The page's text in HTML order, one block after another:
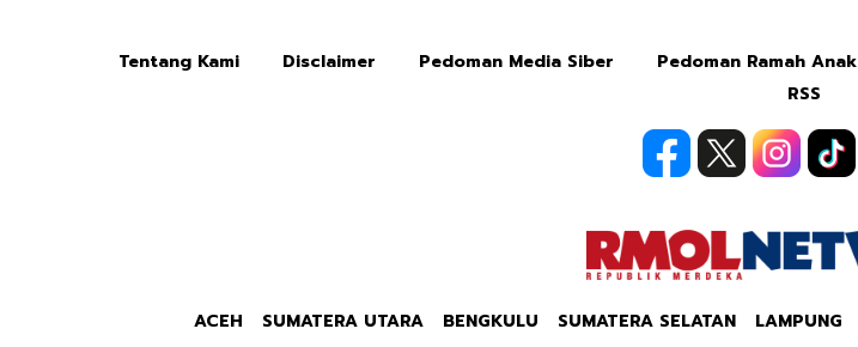
Tentang Kami Disclaimer Pedoman Media Siber Pedoman Ramah Anak
RSS
ACEH SUMATERA UTARA BENGKULU SUMATERA SELATAN LAMPUNG